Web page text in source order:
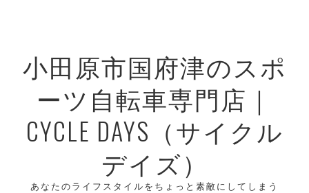
小田原市国府津のスポ
ーツ自転車専門店｜
CYCLE DAYS（サイクル
デイズ）
あなたのライフスタイルをちょっと素敵にしてしまう